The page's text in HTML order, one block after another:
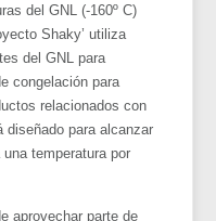
del GNL (-160º C)
Shaky’ utiliza
del GNL para
congelación para
relacionados con
para alcanzar
temperatura por
aprovechar parte de